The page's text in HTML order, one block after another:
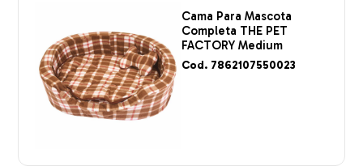
Cama Para Mascota
Completa THE PET
FACTORY Medium
Cod. 7862107550023